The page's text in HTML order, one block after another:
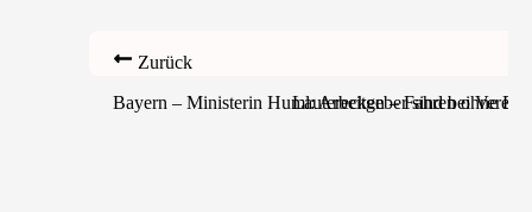
Zurück
Bayern – Ministerin Huml: Arbeitgeber sind bei
Lauterecken – Fahren ohne